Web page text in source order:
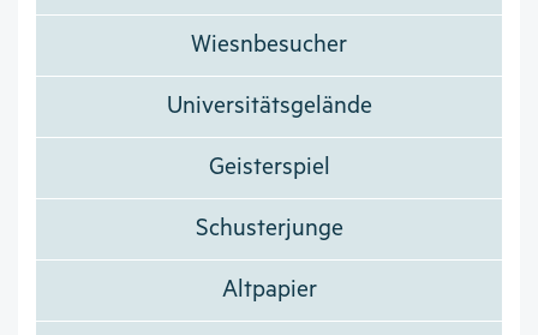
Wiesnbesucher
Universitätsgelände
Geisterspiel
Schusterjunge
Altpapier